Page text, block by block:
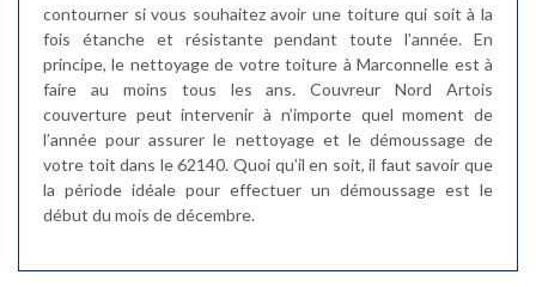
contourner si vous souhaitez avoir une toiture qui soit à la
fois étanche et résistante pendant toute l’année. En
principe, le nettoyage de votre toiture à Marconnelle est à
faire au moins tous les ans. Couvreur Nord Artois
couverture peut intervenir à n’importe quel moment de
l’année pour assurer le nettoyage et le démoussage de
votre toit dans le 62140. Quoi qu’il en soit, il faut savoir que
la période idéale pour effectuer un démoussage est le
début du mois de décembre.